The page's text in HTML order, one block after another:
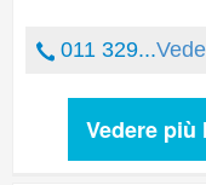
011 329...
Vedere